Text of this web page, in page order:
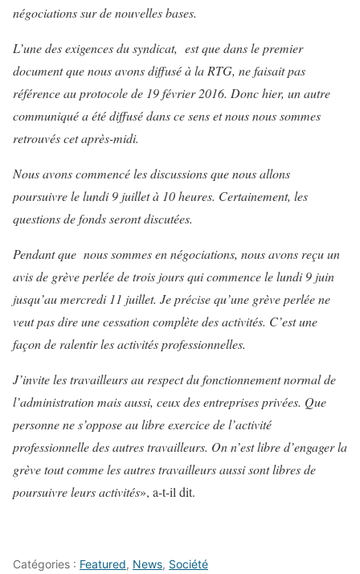
négociations sur de nouvelles bases.
L’une des exigences du syndicat, est que dans le premier
document que nous avons diffusé à la RTG, ne faisait pas
référence au protocole de 19 février 2016. Donc hier, un autre
communiqué a été diffusé dans ce sens et nous nous sommes
retrouvés cet après-midi.
Nous avons commencé les discussions que nous allons
poursuivre le lundi 9 juillet à 10 heures. Certainement, les
questions de fonds seront discutées.
Pendant que nous sommes en négociations, nous avons reçu un
avis de grève perlée de trois jours qui commence le lundi 9 juin
jusqu’au mercredi 11 juillet. Je précise qu’une grève perlée ne
veut pas dire une cessation complète des activités. C’est une
façon de ralentir les activités professionnelles.
J’invite les travailleurs au respect du fonctionnement normal de
l’administration mais aussi, ceux des entreprises privées. Que
personne ne s’oppose au libre exercice de l’activité
professionnelle des autres travailleurs. On n’est libre d’engager la
grève tout comme les autres travailleurs aussi sont libres de
poursuivre leurs activités», a-t-il dit.
Catégories : Featured, News, Société